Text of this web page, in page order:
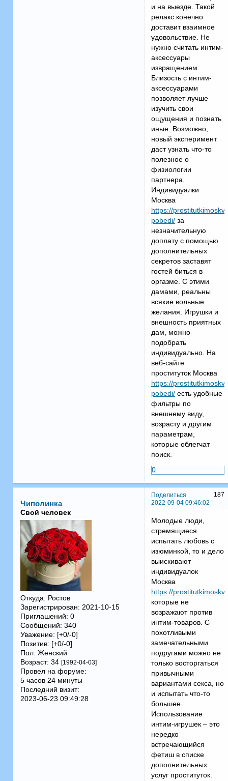
и на выезде. Такой
релакс конечно
доставит взаимное
удовольствие. Не
нужно считать интим-
аксессуары
извращением.
Близость с интим-
аксессуарами
позволяет лучше
изучить свои
ощущения и познать
иные. Возможно,
новый эксперимент
даст узнать что-то
полезное о
физиологии
партнера.
Индивидуалки
Москва
https://
pobedi/ за
незначительную
доплату с помощью
дополнительных
секретов заставят
гостей биться в
оргазме. С этими
дамами, реальны
всякие вольные
желания. Игрушки и
внешность приятных
дам, можно
подобрать
индивидуально. На
веб-сайте
проституток Москва
https://
pobedi/ есть удобные
фильтры по
внешнему виду,
возрасту и другим
параметрам,
которые облегчат
поиск.
0
Поделиться
187
2022-09-04 09:46:02
Чиполинка
Свой человек
Откуда: Ростов
Зарегистрирован: 2021-10-15
Приглашений: 0
Сообщений: 340
Уважение: [+0/-0]
Позитив: [+0/-0]
Пол: Женский
Возраст: 34 [1992-04-03]
Провел на форуме:
5 часов 24 минуты
Последний визит:
2023-06-23 09:49:28
Молодые люди,
стремящиеся
испытать любовь с
изюминкой, то и дело
выискивают
индивидуалок
Москва
https://
которые не
возражают против
интим-товаров. С
похотливыми
замечательными
подругами можно не
только восторгаться
привычными
вариантами секса, но
и испытать что-то
большее.
Использование
интим-игрушек – это
нередко
встречающийся
фетиш в списке
дополнительных
услуг проституток.